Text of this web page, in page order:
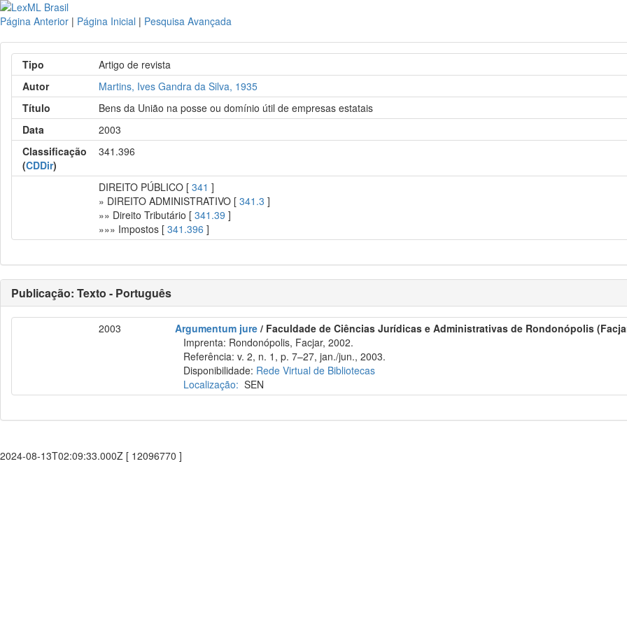
Página Anterior | Página Inicial | Pesquisa Avançada
Tipo
Artigo de revista
Autor
Martins, Ives Gandra da Silva, 1935
Título
Bens da União na posse ou domínio útil de empresas estatais
Data
2003
Classificação
(CDDir)
341.396
DIREITO PÚBLICO [341 ]
» DIREITO ADMINISTRATIVO [341.3 ]
»» Direito Tributário [341.39 ]
»»» Impostos [341.396 ]
Publicação: Texto - Português
2003 Argumentum jure / Faculdade de Ciências Jurídicas e Administrativas de Rondonópolis
Imprenta: Rondonópolis, Facjar, 2002.
Referência: v. 2, n. 1, p. 7–27, jan./jun., 2003.
Disponibilidade: Rede Virtual de Bibliotecas
Localização: SEN
2024-08-13T02:09:33.000Z [ 12096770 ]